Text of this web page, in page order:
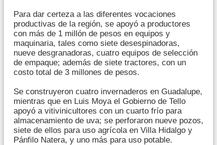
Para dar certeza a las diferentes vocaciones
productivas de la región, se apoyó a productores
con más de 1 millón de pesos en equipos y
maquinaria, tales como siete desespinadoras,
nueve desgranadoras, cuatro equipos de selección
de empaque; además de siete tractores, con un
costo total de 3 millones de pesos.
Se construyeron cuatro invernaderos en Guadalupe,
mientras que en Luis Moya el Gobierno de Tello
apoyó a vitivinicultores con un cuarto frío para
almacenamiento de uva; se perforaron nueve pozos,
siete de ellos para uso agrícola en Villa Hidalgo y
Pánfilo Natera, y uno más para uso potable.